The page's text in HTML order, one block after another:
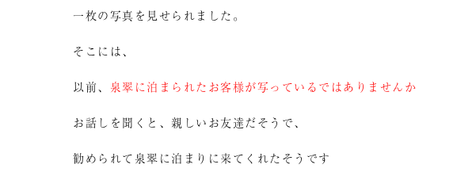
一枚の写真を見せられました。
そこには、
以前、 泉翠に泊まられたお客様が写っているではありませんか
お話しを聞くと、親しいお友達だそうで、
勧められて泉翠に泊まりに来てくれたそうです